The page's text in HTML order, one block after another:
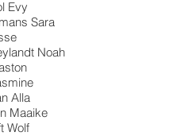
Evy
Sara
Noah
Alla
Maaike
Wolf